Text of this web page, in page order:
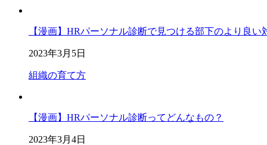
【漫画】HRパーソナル診断で見つける部下のより良い
2023年3月5日
組織の育て方
【漫画】HRパーソナル診断ってどんなもの？
2023年3月4日